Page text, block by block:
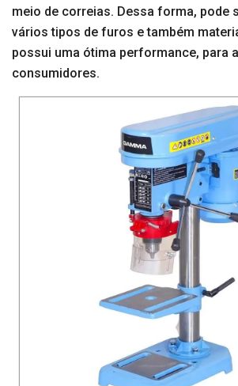
meio de correias. Dessa forma, pode
vários tipos de furos e também
possui uma ótima performance, para
consumidores.